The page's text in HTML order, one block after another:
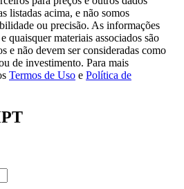
e interesses flexíveis
listadas acima, e não somos
ou precisão. As informações
quaisquer materiais associados são
e não devem ser consideradas como
de investimento. Para mais
Termos de Uso e Política de